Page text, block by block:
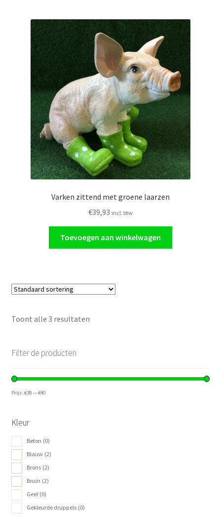
Varken zittend met groene laarzen
€39,93 incl. btw
Toevoegen aan winkelwagen
Toont alle 3 resultaten
Filter de producten
Prijs: €39— €40
Kleur
Beton (0)
Blauw (2)
Brons (2)
Bruin (2)
Geel (0)
Gekleurde druppels (0)